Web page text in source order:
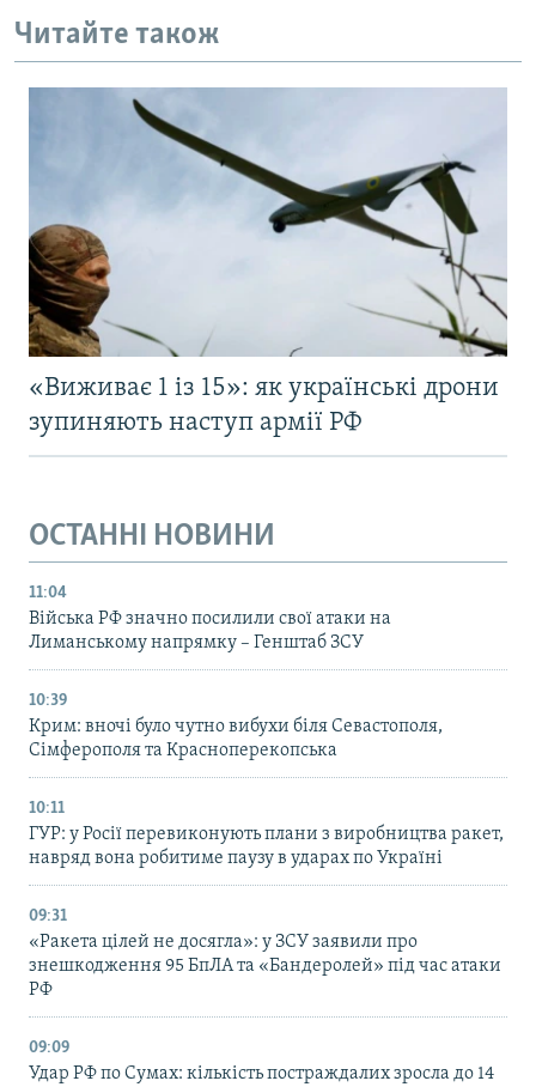
Читайте також
«Виживає 1 із 15»: як українські дрони
зупиняють наступ армії РФ
ОСТАННІ НОВИНИ
11:04
Війська РФ значно посилили свої атаки на
Лиманському напрямку – Генштаб ЗСУ
10:39
Крим: вночі було чутно вибухи біля Севастополя,
Сімферополя та Красноперекопська
10:11
ГУР: у Росії перевиконують плани з виробництва ракет,
навряд вона робитиме паузу в ударах по Україні
09:31
«Ракета цілей не досягла»: у ЗСУ заявили про
знешкодження 95 БпЛА та «Бандеролей» під час атаки
РФ
09:09
Удар РФ по Сумах: кількість постраждалих зросла до 14